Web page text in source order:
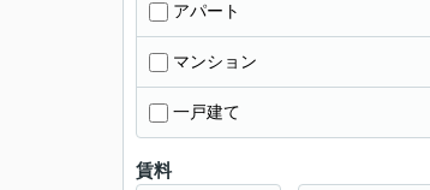
アパート
マンション
一戸建て
賃料